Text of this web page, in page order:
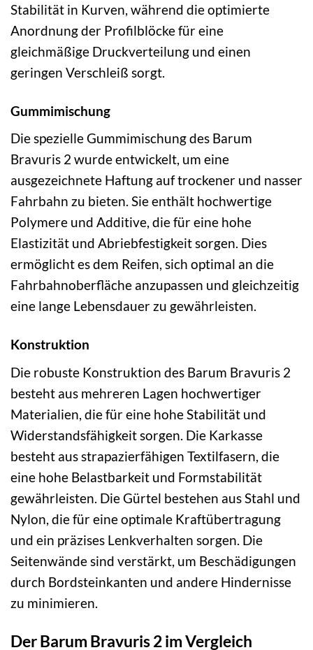
Stabilität in Kurven, während die optimierte
Anordnung der Profilblöcke für eine
gleichmäßige Druckverteilung und einen
geringen Verschleiß sorgt.
Gummimischung
Die spezielle Gummimischung des Barum
Bravuris 2 wurde entwickelt, um eine
ausgezeichnete Haftung auf trockener und nasser
Fahrbahn zu bieten. Sie enthält hochwertige
Polymere und Additive, die für eine hohe
Elastizität und Abriebfestigkeit sorgen. Dies
ermöglicht es dem Reifen, sich optimal an die
Fahrbahnoberfläche anzupassen und gleichzeitig
eine lange Lebensdauer zu gewährleisten.
Konstruktion
Die robuste Konstruktion des Barum Bravuris 2
besteht aus mehreren Lagen hochwertiger
Materialien, die für eine hohe Stabilität und
Widerstandsfähigkeit sorgen. Die Karkasse
besteht aus strapazierfähigen Textilfasern, die
eine hohe Belastbarkeit und Formstabilität
gewährleisten. Die Gürtel bestehen aus Stahl und
Nylon, die für eine optimale Kraftübertragung
und ein präzises Lenkverhalten sorgen. Die
Seitenwände sind verstärkt, um Beschädigungen
durch Bordsteinkanten und andere Hindernisse
zu minimieren.
Der Barum Bravuris 2 im Vergleich